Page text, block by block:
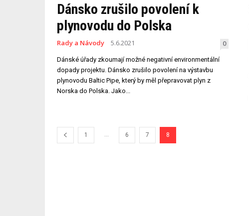
Dánsko zrušilo povolení k
plynovodu do Polska
Rady a Návody 5.6.2021 0
Dánské úřady zkoumají možné negativní environmentální
dopady projektu. Dánsko zrušilo povolení na výstavbu
plynovodu Baltic Pipe, který by měl přepravovat plyn z
Norska do Polska. Jako...
1 6 7 8